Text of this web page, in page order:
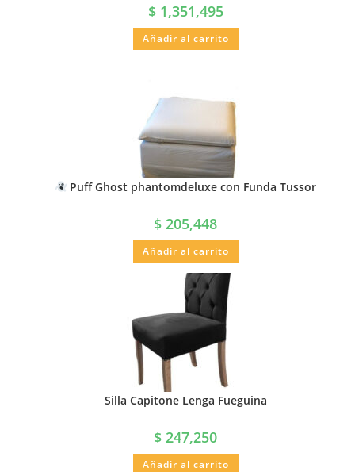
$1,351,495
Añadir al carrito
Puff Ghost phantomdeluxe con Funda Tussor
$ 205,448
Añadir al carrito
Silla Capitone Lenga Fueguina
$ 247,250
Añadir al carrito